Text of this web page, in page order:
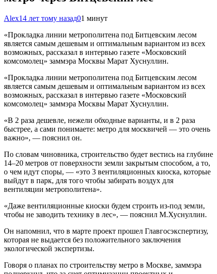
Alex14 лет тому назад01 минут
«Прокладка линии метрополитена под Битцевским лесом
является самым дешевым и оптимальным вариантом из всех
возможных, рассказал в интервью газете «Московский
комсомолец» заммэра Москвы Марат Хуснуллин.
«Прокладка линии метрополитена под Битцевским лесом
является самым дешевым и оптимальным вариантом из всех
возможных, рассказал в интервью газете «Московский
комсомолец» заммэра Москвы Марат Хуснуллин.
«В 2 раза дешевле, нежели обходные варианты, и в 2 раза
быстрее, а сами понимаете: метро для москвичей — это очень
важно», — пояснил он.
По словам чиновника, строительство будет вестись на глубине
14–20 метров от поверхности земли закрытым способом, а то,
о чем идут споры, — «это 3 вентиляционных киоска, которые
выйдут в парк, для того чтобы забирать воздух для
вентиляции метрополитена».
«Даже вентиляционные киоски будем строить из-под земли,
чтобы не заводить технику в лес», — пояснил М.Хуснуллин.
Он напомнил, что в марте проект прошел Главгосэкспертизу,
которая не выдается без положительного заключения
экологической экспертизы.
Говоря о планах по строительству метро в Москве, заммэра